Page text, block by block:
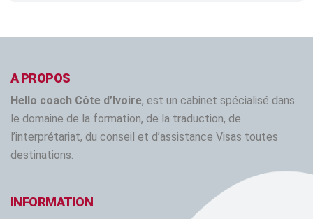
A PROPOS
Hello coach Côte d’Ivoire, est un cabinet spécialisé dans
le domaine de la formation, de la traduction, de
l’interprétariat, du conseil et d’assistance Visas toutes
destinations.
INFORMATION